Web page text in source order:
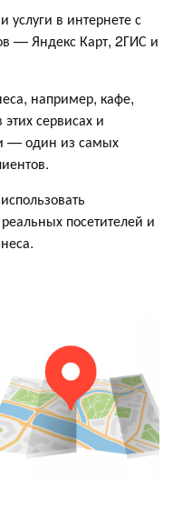
услуги в интернете с
— Яндекс Карт, 2ГИС и
например, кафе,
сервисах и
— один из самых
посетителей и